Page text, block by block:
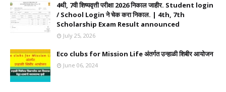
4थी, 7वी शिष्यवृत्ती परीक्षा 2026 निकाल जाहीर. Student login
/ School Login ने चेक करा निकाल. | 4th, 7th
Scholarship Exam Result announced
July 25, 2026
Eco clubs for Mission Life अंतर्गत उन्हाळी शिबीर आयोजन
June 06, 2024